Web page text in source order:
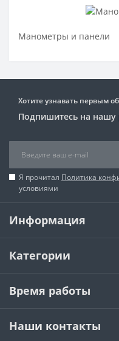
Манометры и панели
Хотите узнавать первым
Подпишитесь на нашу
Я прочитал Политика
условиями
Информация
Категории
Время работы
Наши контакты